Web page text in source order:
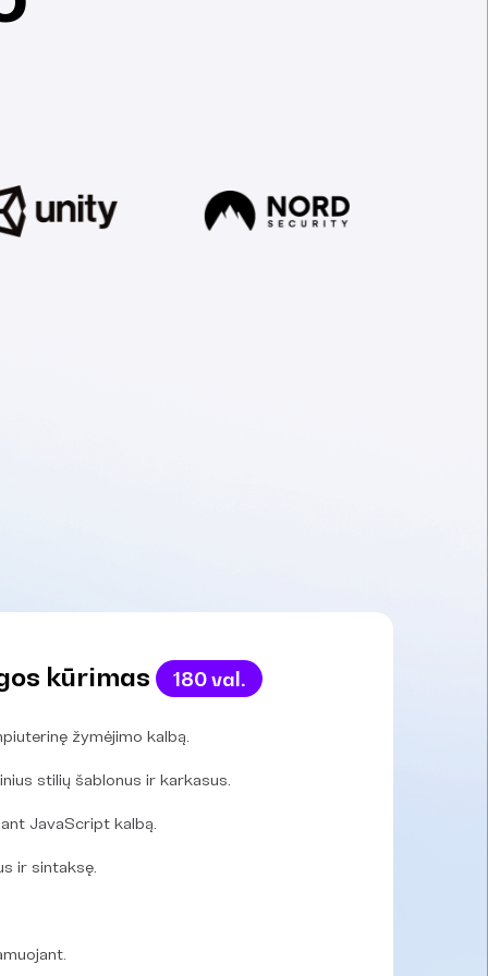
kūrimas 180 val.
žymėjimo kalbą.
stilių šablonus ir karkasus.
JavaScript kalbą.
ir sintaksę.